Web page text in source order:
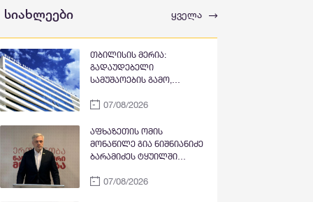
სიახლეები ყველა
თბილისის მერია:
გადაუდებელი
სამუშაოების გამო,
ფშაველას გამზირების
მოედნის მიმართულებით
მოძრაობა დროებით
შეიზღუდება
07/08/2026
აფხაზეთის ომის
მონაწილე გია ნიშნიანიძე
ბარამიძეს ტყუილში
იზოლატორში გვყავდა
07/08/2026